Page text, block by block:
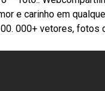
e carinho em
000+ vetores, fotos